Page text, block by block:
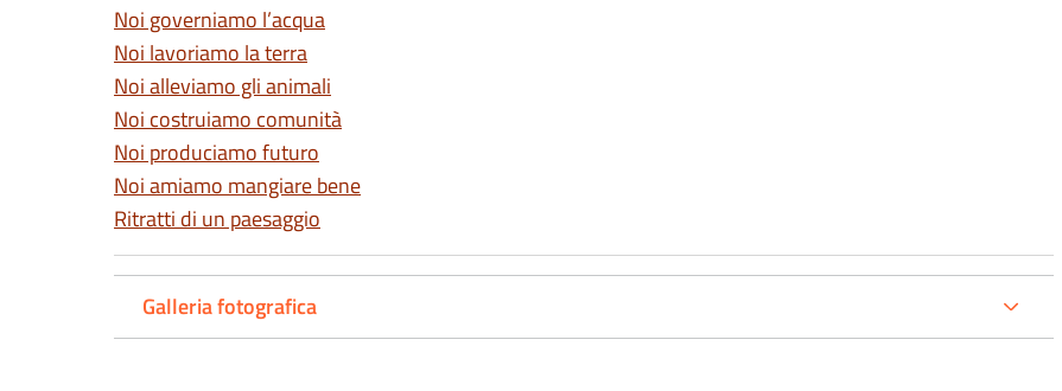
Noi governiamo l’acqua
Noi lavoriamo la terra
Noi alleviamo gli animali
Noi costruiamo comunità
Noi produciamo futuro
Noi amiamo mangiare bene
Ritratti di un paesaggio
Galleria fotografica